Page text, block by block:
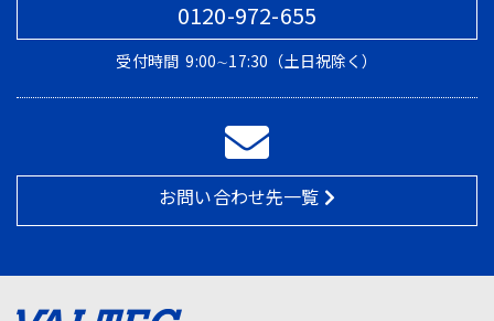
0120-972-655
受付時間 9:00∼17:30（土日祝除く）
お問い合わせ先一覧